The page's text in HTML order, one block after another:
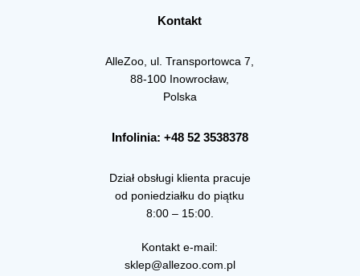
Kontakt
AlleZoo, ul. Transportowca 7,
88-100 Inowrocław,
Polska
Infolinia: +48 52 3538378
Dział obsługi klienta pracuje
od poniedziałku do piątku
8:00 – 15:00.
Kontakt e-mail:
sklep@allezoo.com.pl